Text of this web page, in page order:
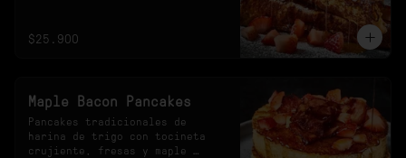
$25.900
Maple Bacon Pancakes
Pancakes tradicionales de
harina de trigo con tocineta
crujiente, fresas y maple